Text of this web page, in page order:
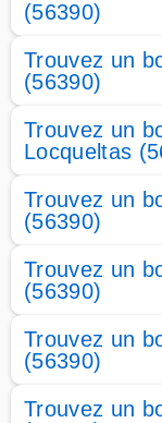
(56390)
Trouvez un
(56390)
Trouvez un
Locqueltas
Trouvez un
(56390)
Trouvez un
(56390)
Trouvez un
(56390)
Trouvez un